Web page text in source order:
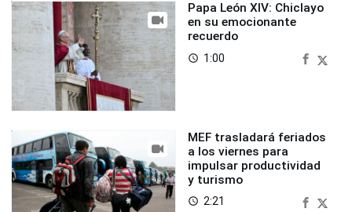
Papa León XIV: Chiclayo
en su emocionante
recuerdo
access_time 1:00
MEF trasladará feriados
a los viernes para
impulsar productividad
y turismo
access_time 2:21